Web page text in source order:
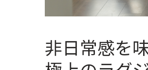
非日常感を